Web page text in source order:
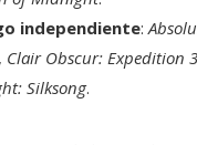
independiente:
, Clair Obscur: Expedition
Silksong.